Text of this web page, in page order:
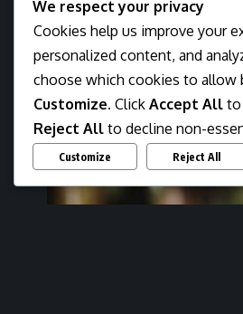
We respect your privacy
Cookies help us improve your
personalized content, and
choose which cookies to allow
Customize. Click Accept All to
Reject All to decline non-
Customize Reject All